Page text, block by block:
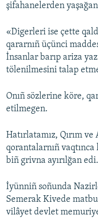
şifahanelerden
«Digerleri ise çette
qararnıñ üçünci
İnsanlar barıp ariza
tölenilmesini talap
Onıñ sözlerine köre,
etilmegen.
Hatırlatamız, Qırım
qorantalarnıñ
biñ grivna ayırılğan edi.
İyünniñ soñunda
Semerak Kivede
vilâyet devlet